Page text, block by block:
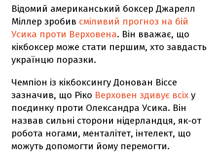
Відомий американський боксер Джарелл
Міллер зробив сміливий прогноз на бій
Усика проти Верховена. Він вважає, що
кікбоксер може стати першим, хто завдасть
українцю поразки.
Чемпіон із кікбоксингу Донован Віссе
зазначив, що Ріко Верховен здивує всіх у
поєдинку проти Олександра Усика. Він
назвав сильні сторони нідерландця, як-от
робота ногами, менталітет, інтелект, що
можуть допомогти йому перемогти.